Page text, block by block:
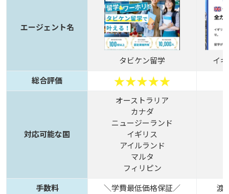
エージェント名
タビケン留学 イ
総合評価
対応可能な国
オーストラリア
カナダ
ニュージーランド
イギリス
アイルランド
マルタ
フィリピン
手数料
＼学費最低価格保証／
渡